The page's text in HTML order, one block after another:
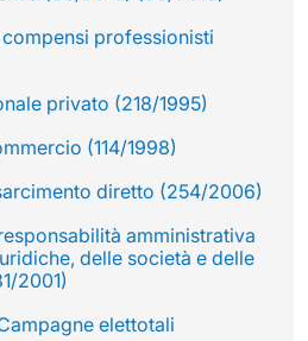
professionisti
privato (218/1995)
(114/1998)
diretto (254/2006)
amministrativa
delle società e delle
2001)
elettotali